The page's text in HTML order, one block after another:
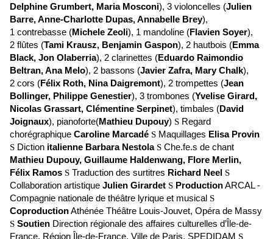
Delphine Grumbert, Maria Mosconi), 3 violoncelles (Julien
Barre, Anne-Charlotte Dupas, Annabelle Brey),
1 contrebasse (Michele Zeoli), 1 mandoline (Flavien Soyer),
2 flûtes (Tami Krausz, Benjamin Gaspon), 2 hautbois (Emma
Black, Jon Olaberria), 2 clarinettes (Eduardo Raimondio
Beltran, Ana Melo), 2 bassons (Javier Zafra, Mary Chalk),
2 cors (Félix Roth, Nina Daigremont), 2 trompettes (Jean
Bollinger, Philippe Genestier), 3 trombones (Yvelise Girard,
Nicolas Grassart, Clémentine Serpinet), timbales (David
Joignaux), pianoforte(Mathieu Dupouy) S Regard
chorégraphique Caroline Marcadé S Maquillages Elisa Provin
S Diction italienne Barbara Nestola S Che.fe.s de chant
Mathieu Dupouy, Guillaume Haldenwang, Flore Merlin,
Félix Ramos S Traduction des surtitres Richard Neel S
Collaboration artistique Julien Girardet S ProductionARCAL -
Compagnie nationale de théâtre lyrique et musical S
CoproductionAthénée Théâtre Louis-Jouvet, Opéra de Massy
S Soutien Direction régionale des affaires culturelles d’Île-de-
France, Région Île-de-France, Ville de Paris, SPEDIDAM S